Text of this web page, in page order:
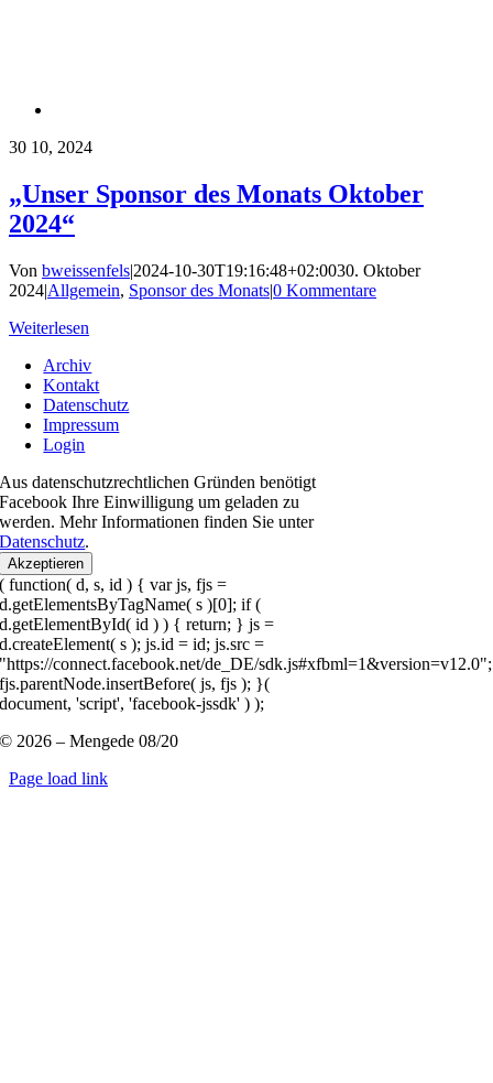
30 10, 2024
„Unser Sponsor des Monats Oktober
2024“
Von bweissenfels|2024-10-30T19:16:48+02:0030. Oktober
2024|Allgemein, Sponsor des Monats|0 Kommentare
Weiterlesen
Archiv
Kontakt
Datenschutz
Impressum
Login
Aus datenschutzrechtlichen Gründen benötigt
Facebook Ihre Einwilligung um geladen zu
werden. Mehr Informationen finden Sie unter
Datenschutz.
Akzeptieren
( function( d, s, id ) { var js, fjs =
d.getElementsByTagName( s )[0]; if (
d.getElementById( id ) ) { return; } js =
d.createElement( s ); js.id = id; js.src =
"https://connect.facebook.net/de_DE/sdk.js#xfbml=1&version=v12.0";
fjs.parentNode.insertBefore( js, fjs ); }(
document, 'script', 'facebook-jssdk' ) );
© 2026 – Mengede 08/20
Page load link